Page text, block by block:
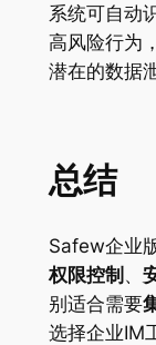
系统可自动
高风险行为
潜在的数据
总结
Safew企业
权限控制 、
别适合需要
选择企业IM